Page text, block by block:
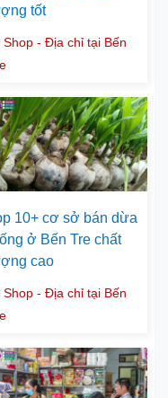
tốt
Shop - Địa chỉ tại Bến
10+ cơ sở bán dừa
ở Bến Tre chất
cao
Shop - Địa chỉ tại Bến